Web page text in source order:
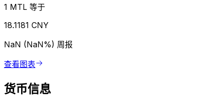
1 MTL 等于
18.1181 CNY
NaN (NaN%) 周报
查看图表
货币信息